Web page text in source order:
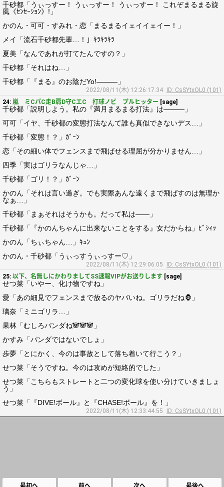
千砂都「うぃっすー！ うぃっすー！ うぃっすー！ これぞまるまる旋
風《ｾﾝｾｰｼｮﾝ》!」
かのん・可可・すみれ・恋「まるまるイェイイェイー！」
メイ「流石千砂都先輩…！」ｷﾗｷﾗｷﾗ
夏美「なんであれが打てたんですの？」
千砂都「それはね…」
千砂都「『まる』のお陰だYo!―――」
2022/08/11(木) 12:26:17.34
ID: CsSYtxOL0 (101)
24: 嵐 ミCパC走B肩D守CエC 打球ノビ プルヒッター [sage]
千砂都「説明しよう。私の『満月まるまる打法』は―――」
可可「イヤ、千砂都の変態打法なんて誰も真似できないデス…」
千砂都「変態！？」ｶﾞｰﾝ
恋「その細い体でフェンスまで飛ばせる理屈が分かりません…」
四季「実はゴリラなんじゃ…」
千砂都「ゴリ！？」ｶﾞｰﾝ
かのん「それは言い過ぎ。でも実際あんな遠くまで飛ばすのは無理か
なぁ…」
千砂都「まぁそれはそうかも。だって私は――」
千砂都「『かのんちゃんに出来ないことをする』女だからね」ﾋﾞｼｨｯ
かのん「ちぃちゃん…」ｷｭﾝ
かのん・千砂都「うぃっすうぃっすー♡」
2022/08/11(木) 12:29:06.05
ID: CsSYtxOL0 (101)
25: 以下、名無しにかわりましてSS速報VIPがお送りします [sage]
せつ菜「いやー、化け物ですね」
愛「あの細見でフェンスまで放るのヤバいね。ゴリラだね🦍」
璃奈「ミニゴリラ…」
果林「むしろパンダね🐼🐼🐼」
かすみ「パンダではないでしょ」
歩夢「とにかく、今のは事故として落ち着いて行こう？」
せつ菜「そうですね。今のは攻めが短絡的でした」
せつ菜「こちらもストレートと二つの変化球を使い分けていきましょ
う」
せつ菜「『DIVE!ボール』と『CHASE!ボール』を！」
2022/08/11(木) 12:33:44.55 ID: CsSYtxOL0 (101)